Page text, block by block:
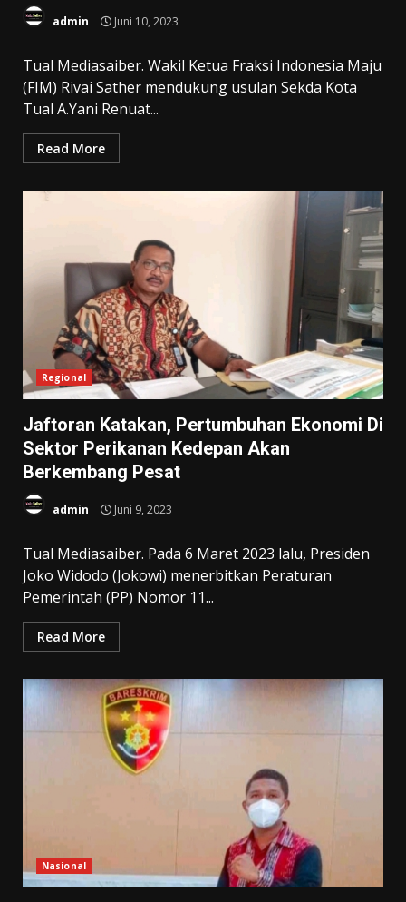
admin Juni 10, 2023
Tual Mediasaiber. Wakil Ketua Fraksi Indonesia Maju
(FIM) Rivai Sather mendukung usulan Sekda Kota
Tual A.Yani Renuat...
Read More
Regional
Jaftoran Katakan, Pertumbuhan Ekonomi Di
Sektor Perikanan Kedepan Akan
Berkembang Pesat
admin Juni 9, 2023
Tual Mediasaiber. Pada 6 Maret 2023 lalu, Presiden
Joko Widodo (Jokowi) menerbitkan Peraturan
Pemerintah (PP) Nomor 11...
Read More
Nasional